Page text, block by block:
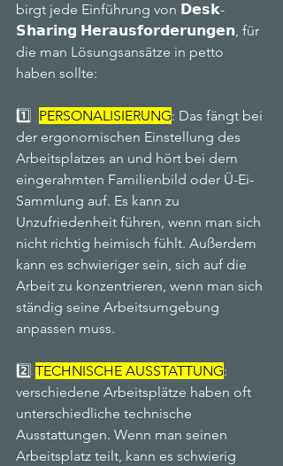
birgt jede Einführung von 𝗗𝗲𝘀𝗸-
𝗦𝗵𝗮𝗿𝗶𝗻𝗴 𝗛𝗲𝗿𝗮𝘂𝘀𝗳𝗼𝗿𝗱𝗲𝗿𝘂𝗻𝗴𝗲𝗻, für
die man Lösungsansätze in petto
haben sollte:
1️⃣ PERSONALISIERUNG: Das fängt bei
der ergonomischen Einstellung des
Arbeitsplatzes an und hört bei dem
eingerahmten Familienbild oder Ü-Ei-
Sammlung auf. Es kann zu
Unzufriedenheit führen, wenn man sich
nicht richtig heimisch fühlt. Außerdem
kann es schwieriger sein, sich auf die
Arbeit zu konzentrieren, wenn man sich
ständig seine Arbeitsumgebung
anpassen muss.
2️⃣ TECHNISCHE AUSSTATTUNG:
verschiedene Arbeitsplätze haben oft
unterschiedliche technische
Ausstattungen. Wenn man seinen
Arbeitsplatz teilt, kann es schwierig